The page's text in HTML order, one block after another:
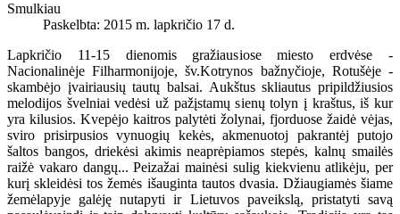
Smulkiau
Paskelbta: 2015 m. lapkričio 17 d.
Lapkričio 11-15 dienomis gražiausiose miesto erdvėse -
Nacionalinėje Filharmonijoje, šv.Kotrynos bažnyčioje, Rotušėje -
skambėjo įvairiausių tautų balsai. Aukštus skliautus pripildžiusios
melodijos švelniai vedėsi už pažįstamų sienų tolyn į kraštus, iš kur
yra kilusios. Kvepėjo kaitros palytėti žolynai, fjorduose žaidė vėjas,
sviro prisirpusios vynuogių kekės, akmenuotoj pakrantėj putojo
šaltos bangos, driekėsi akimis neaprėpiamos stepės, kalnų smailės
raižė vakaro dangų... Peizažai mainėsi sulig kiekvienu atlikėju, per
kurį skleidėsi tos žemės išauginta tautos dvasia. Džiaugiamės šiame
žemėlapyje galėję nutapyti ir Lietuvos paveikslą, pristatyti savą